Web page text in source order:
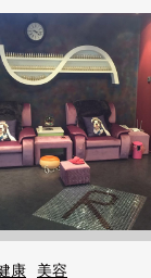
康 美容